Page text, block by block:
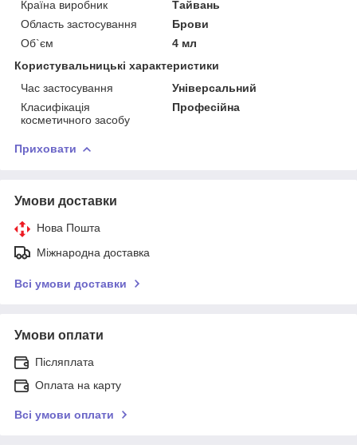
Країна виробник
Тайвань
Область застосування
Брови
Об`єм
4 мл
Користувальницькі характеристики
Час застосування
Універсальний
Класифікація
косметичного засобу
Професійна
Приховати
Умови доставки
Нова Пошта
Міжнародна доставка
Всі умови доставки
Умови оплати
Післяплата
Оплата на карту
Всі умови оплати